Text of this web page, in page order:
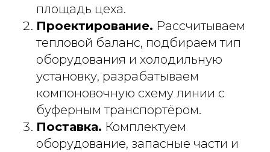
площадь цеха.
Проектирование. Рассчитываем
тепловой баланс, подбираем тип
оборудования и холодильную
установку, разрабатываем
компоновочную схему линии с
буферным транспортёром.
Поставка. Комплектуем
оборудование, запасные части и